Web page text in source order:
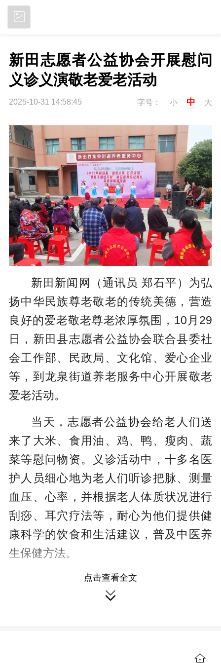
新田志愿者公益协会开展慰问
义诊义演敬老爱老活动
2025-10-31 14:58:45 字号： 小 中 大
新田新闻网（通讯员 郑石平）为弘
扬中华民族尊老敬老的传统美德，营造
良好的爱老敬老尊老浓厚氛围，10月29
日，新田县志愿者公益协会联合县委社
会工作部、民政局、文化馆、爱心企业
等，到龙泉街道养老服务中心开展敬老
爱老活动。
当天，志愿者公益协会给老人们送
来了大米、食用油、鸡、鸭、瘦肉、蔬
菜等慰问物资。义诊活动中，十多名医
护人员细心地为老人们听诊把脉、测量
血压、心率，并根据老人体质状况进行
刮痧、耳穴疗法等，耐心为他们提供健
康科学的饮食和生活建议，普及中医养
生保健方法。
此外，县文化馆还为老人们精心编
排了10个精彩纷呈的节目，葫芦丝《竹
的演绎，把耕地保护的道理讲得通俗易
点击查看全文
